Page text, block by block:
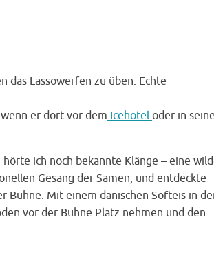
das Lassowerfen zu üben. Echte
er dort vor dem Icehotel oder in
ich noch bekannte Klänge – eine
Gesang der Samen, und entdeckte
Bühne. Mit einem dänischen Softeis in
vor der Bühne Platz nehmen und den